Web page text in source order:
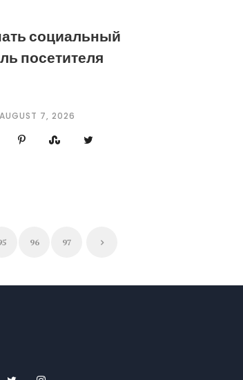
социальный
посетителя
AUGUST 7, 2026
96 97